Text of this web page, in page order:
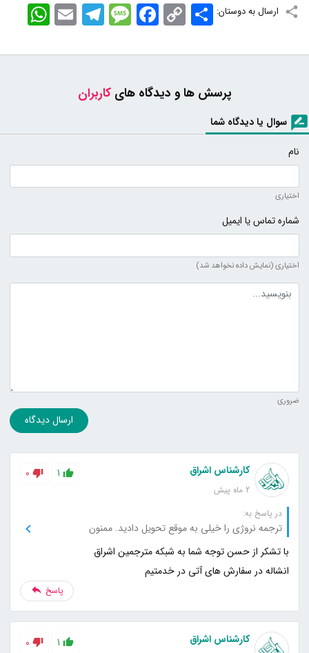
ارسال به دوستان: WhatsApp EmailTelegramMessageFacebook Copy
Link
اشتراک
پرسش ها و دیدگاه هایکاربران
سوال یا دیدگاه شما
نام
اختیاری
شماره تماس یا ایمیل
اختیاری (نمایش داده نخواهد شد)
متن دیدگاه
ضروری
ارسال دیدگاه
کارشناس اشراق
2 ماه پیش
1
0
در پاسخ به:
ترجمه نروژی را خیلی به موقع تحویل دادید. ممنون
انشاله در سفارش های آتی در خدمتیم
پاسخ
کارشناس اشراق 1
0